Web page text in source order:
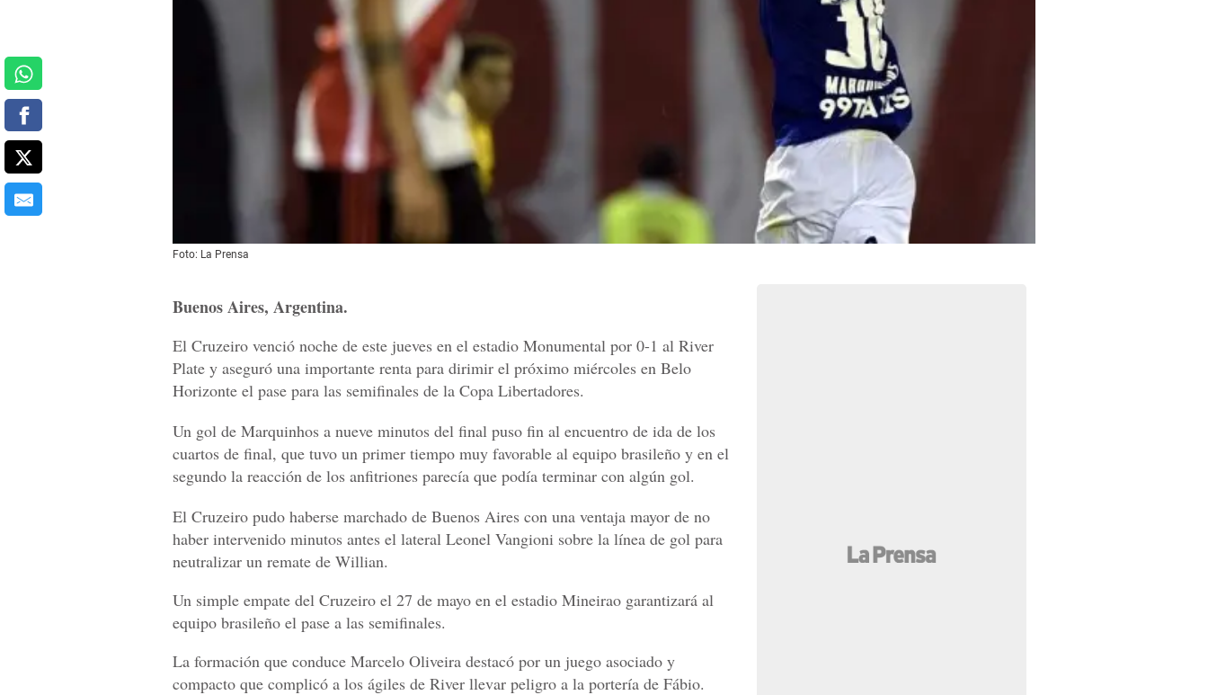
Foto: La Prensa
Buenos Aires, Argentina.
El Cruzeiro venció noche de este jueves en el estadio Monumental por 0-1 al River
Plate y aseguró una importante renta para dirimir el próximo miércoles en Belo
Horizonte el pase para las semifinales de la Copa Libertadores.
Un gol de Marquinhos a nueve minutos del final puso fin al encuentro de ida de los
cuartos de final, que tuvo un primer tiempo muy favorable al equipo brasileño y en el
segundo la reacción de los anfitriones parecía que podía terminar con algún gol.
El Cruzeiro pudo haberse marchado de Buenos Aires con una ventaja mayor de no
haber intervenido minutos antes el lateral Leonel Vangioni sobre la línea de gol para
neutralizar un remate de Willian.
Un simple empate del Cruzeiro el 27 de mayo en el estadio Mineirao garantizará al
equipo brasileño el pase a las semifinales.
La formación que conduce Marcelo Oliveira destacó por un juego asociado y
compacto que complicó a los ágiles de River llevar peligro a la portería de Fábio.